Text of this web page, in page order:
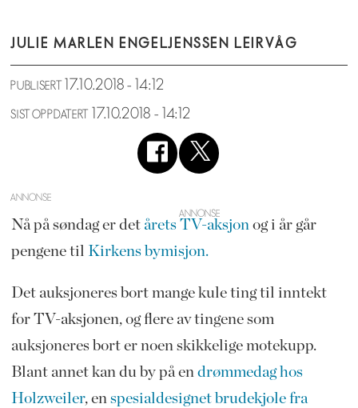
JULIE MARLEN ENGELJENSSEN LEIRVÅG
PUBLISERT 17.10.2018 - 14:12
SIST OPPDATERT 17.10.2018 - 14:12
ANNONSE
Nå på søndag er det årets TV-aksjon og i år går
pengene til Kirkens bymisjon.
Det auksjoneres bort mange kule ting til inntekt
for TV-aksjonen, og flere av tingene som
auksjoneres bort er noen skikkelige motekupp.
Blant annet kan du by på en drømmedag hos
Holzweiler, en spesialdesignet brudekjole fra